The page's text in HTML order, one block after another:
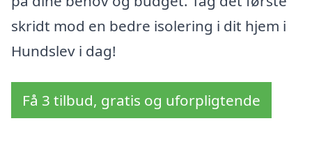
skridt mod en bedre isolering i dit hjem i
Hundslev i dag!
Få 3 tilbud, gratis og uforpligtende